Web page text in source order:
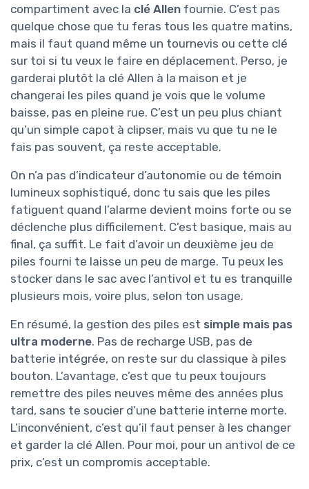
compartiment avec la clé Allen fournie. C’est pas
quelque chose que tu feras tous les quatre matins,
mais il faut quand même un tournevis ou cette clé
sur toi si tu veux le faire en déplacement. Perso, je
garderai plutôt la clé Allen à la maison et je
changerai les piles quand je vois que le volume
baisse, pas en pleine rue. C’est un peu plus chiant
qu’un simple capot à clipser, mais vu que tu ne le
fais pas souvent, ça reste acceptable.
On n’a pas d’indicateur d’autonomie ou de témoin
lumineux sophistiqué, donc tu sais que les piles
fatiguent quand l’alarme devient moins forte ou se
déclenche plus difficilement. C’est basique, mais au
final, ça suffit. Le fait d’avoir un deuxième jeu de
piles fourni te laisse un peu de marge. Tu peux les
stocker dans le sac avec l’antivol et tu es tranquille
plusieurs mois, voire plus, selon ton usage.
En résumé, la gestion des piles est simple mais pas
ultra moderne. Pas de recharge USB, pas de
batterie intégrée, on reste sur du classique à piles
bouton. L’avantage, c’est que tu peux toujours
remettre des piles neuves même des années plus
tard, sans te soucier d’une batterie interne morte.
L’inconvénient, c’est qu’il faut penser à les changer
et garder la clé Allen. Pour moi, pour un antivol de ce
prix, c’est un compromis acceptable.